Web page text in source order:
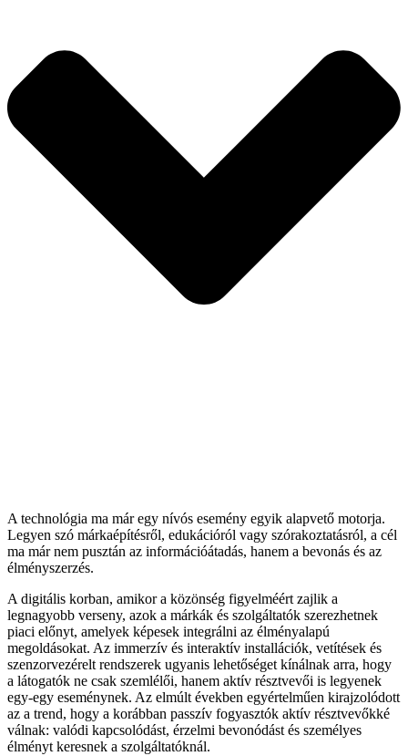
A technológia ma már egy nívós esemény egyik alapvető motorja.
Legyen szó márkaépítésről, edukációról vagy szórakoztatásról, a cél
ma már nem pusztán az információátadás, hanem a bevonás és az
élményszerzés.
A digitális korban, amikor a közönség figyelméért zajlik a
legnagyobb verseny, azok a márkák és szolgáltatók szerezhetnek
piaci előnyt, amelyek képesek integrálni az élményalapú
megoldásokat. Az immerzív és interaktív installációk, vetítések és
szenzorvezérelt rendszerek ugyanis lehetőséget kínálnak arra, hogy
a látogatók ne csak szemlélői, hanem aktív résztvevői is legyenek
egy-egy eseménynek. Az elmúlt években egyértelműen kirajzolódott
az a trend, hogy a korábban passzív fogyasztók aktív résztvevőkké
válnak: valódi kapcsolódást, érzelmi bevonódást és személyes
élményt keresnek a szolgáltatóknál.